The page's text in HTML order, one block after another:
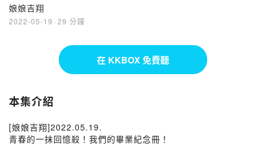
娘娘吉翔
2022-05-19 · 29 分鐘
在 KKBOX 免費聽
本集介紹
[娘娘吉翔]2022.05.19.
青春的一抹回憶殺！我們的畢業紀念冊！